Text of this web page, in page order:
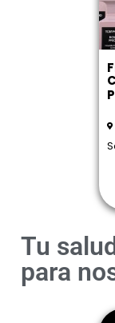
Tu
para